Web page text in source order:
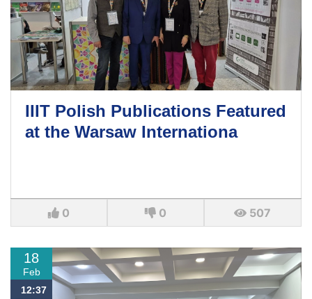
IIIT Polish Publications Featured
at the Warsaw Internationa
0 0 507
18
Feb
12:37